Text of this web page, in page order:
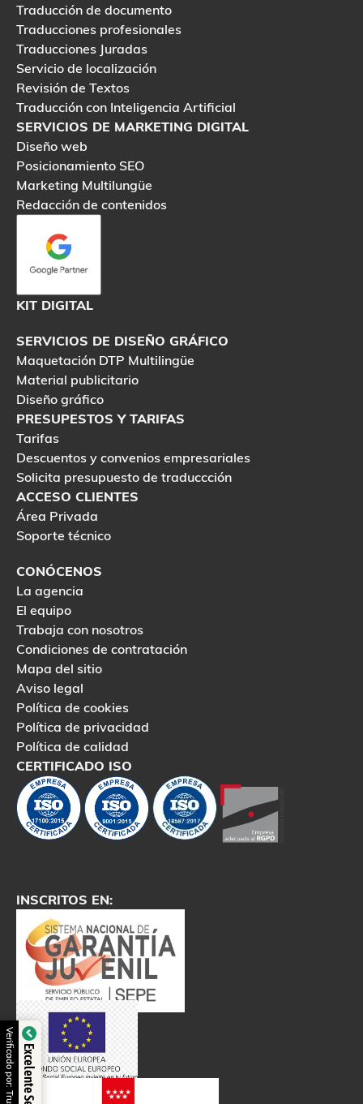
Traducción de documento
Traducciones profesionales
Traducciones Juradas
Servicio de localización
Revisión de Textos
Traducción con Inteligencia Artificial
SERVICIOS DE MARKETING DIGITAL
Diseño web
Posicionamiento SEO
Marketing Multilungüe
Redacción de contenidos
KIT DIGITAL
SERVICIOS DE DISEÑO GRÁFICO
Maquetación DTP Multilingüe
Material publicitario
Diseño gráfico
PRESUPESTOS Y TARIFAS
Tarifas
Descuentos y convenios empresariales
Solicita presupuesto de traduccción
ACCESO CLIENTES
Área Privada
Soporte técnico
CONÓCENOS
La agencia
El equipo
Trabaja con nosotros
Condiciones de contratación
Mapa del sitio
Aviso legal
Política de cookies
Política de privacidad
Política de calidad
CERTIFICADO ISO
INSCRITOS EN:
Verificado por: Trustindex